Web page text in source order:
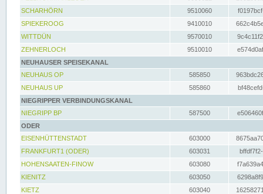
SCHARHÖRN
9510060
SPIEKEROOG
9410010
WITTDÜN
9570010
ZEHNERLOCH
9510010
NEUHAUSER SPEISEKANAL
NEUHAUS OP
585850
NEUHAUS UP
585860
NIEGRIPPER VERBINDUNGSKANAL
NIEGRIPP BP
587500
ODER
EISENHÜTTENSTADT
603000
FRANKFURT1 (ODER)
603031
HOHENSAATEN-FINOW
603080
KIENITZ
603050
KIETZ
603040